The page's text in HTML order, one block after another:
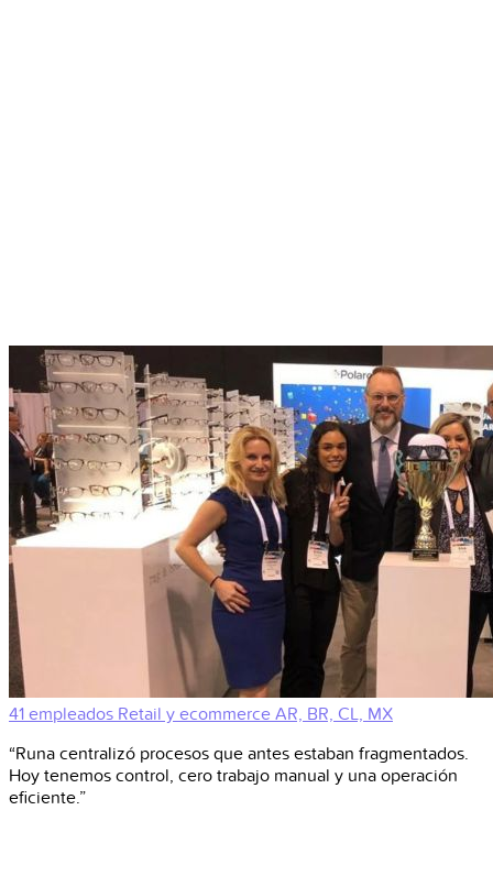
41 empleados Retail y ecommerce AR, BR, CL, MX
“Runa centralizó procesos que antes estaban fragmentados.
Hoy tenemos control, cero trabajo manual y una operación
eficiente.”